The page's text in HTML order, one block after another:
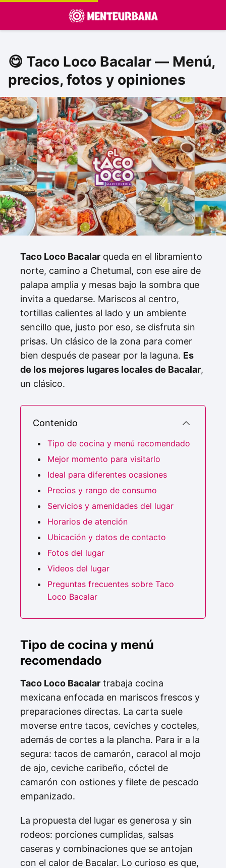
😋 Taco Loco Bacalar — Menú,
precios, fotos y opiniones
Taco Loco Bacalar queda en el libramiento
norte, camino a Chetumal, con ese aire de
palapa amplia y mesas bajo la sombra que
invita a quedarse. Mariscos al centro,
tortillas calientes al lado y un ambiente
sencillo que, justo por eso, se disfruta sin
prisas. Un clásico de la zona para comer
bien después de pasear por la laguna. Es
de los mejores lugares locales de Bacalar,
un clásico.
Contenido
Tipo de cocina y menú recomendado
Mejor momento para visitarlo
Ideal para diferentes ocasiones
Precios y rango de consumo
Servicios y amenidades del lugar
Horarios de atención
Ubicación y datos de contacto
Fotos del lugar
Videos del lugar
Preguntas frecuentes sobre Taco
Loco Bacalar
Tipo de cocina y menú
recomendado
Taco Loco Bacalar trabaja cocina
mexicana enfocada en mariscos frescos y
preparaciones directas. La carta suele
moverse entre tacos, ceviches y cocteles,
además de cortes a la plancha. Para ir a la
segura: tacos de camarón, caracol al mojo
de ajo, ceviche caribeño, cóctel de
camarón con ostiones y filete de pescado
empanizado.
La propuesta del lugar es generosa y sin
rodeos: porciones cumplidas, salsas
caseras y combinaciones que se antojan
con el calor de Bacalar. Lo curioso es que,